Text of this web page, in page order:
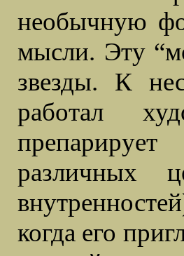
необычную
мысли. Эту
звезды. К
работал
различных
когда его